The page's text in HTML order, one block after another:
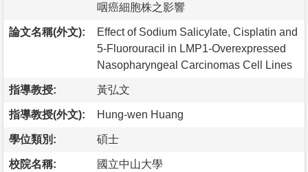
咽癌細胞株之影響
論文名稱(外文):
Effect of Sodium Salicylate, Cisplatin and
5-Fluorouracil in LMP1-Overexpressed
Nasopharyngeal Carcinomas Cell Lines
指導教授: 黃弘文
指導教授(外文): Hung-wen Huang
學位類別: 碩士
校院名稱: 國立中山大學